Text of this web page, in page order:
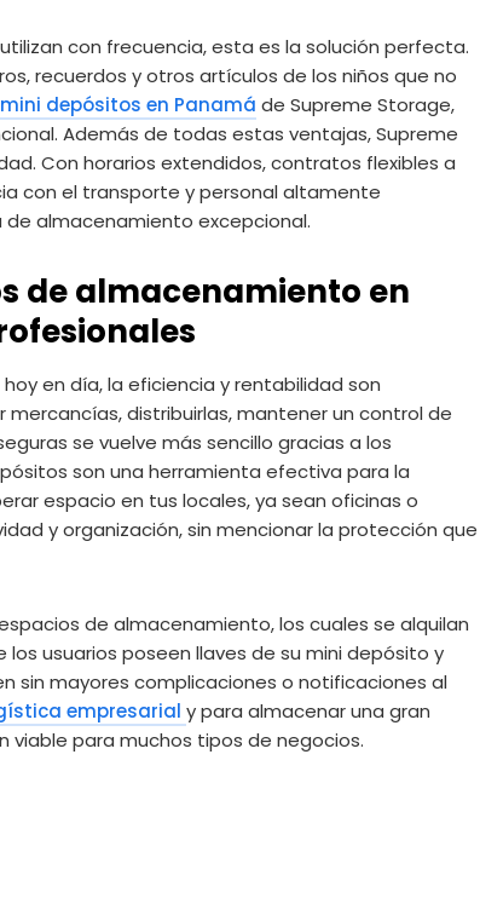
con frecuencia, esta es la solución perfecta.
recuerdos y otros artículos de los niños que no
depósitos en Panamá de Supreme Storage,
Además de todas estas ventajas, Supreme
Con horarios extendidos, contratos flexibles a
con el transporte y personal altamente
almacenamiento excepcional.
de almacenamiento en
en día, la eficiencia y rentabilidad son
distribuirlas, mantener un control de
se vuelve más sencillo gracias a los
son una herramienta efectiva para la
espacio en tus locales, ya sean oficinas o
y organización, sin mencionar la protección que
de almacenamiento, los cuales se alquilan
usuarios poseen llaves de su mini depósito y
sin mayores complicaciones o notificaciones al
empresarial y para almacenar una gran
viable para muchos tipos de negocios.